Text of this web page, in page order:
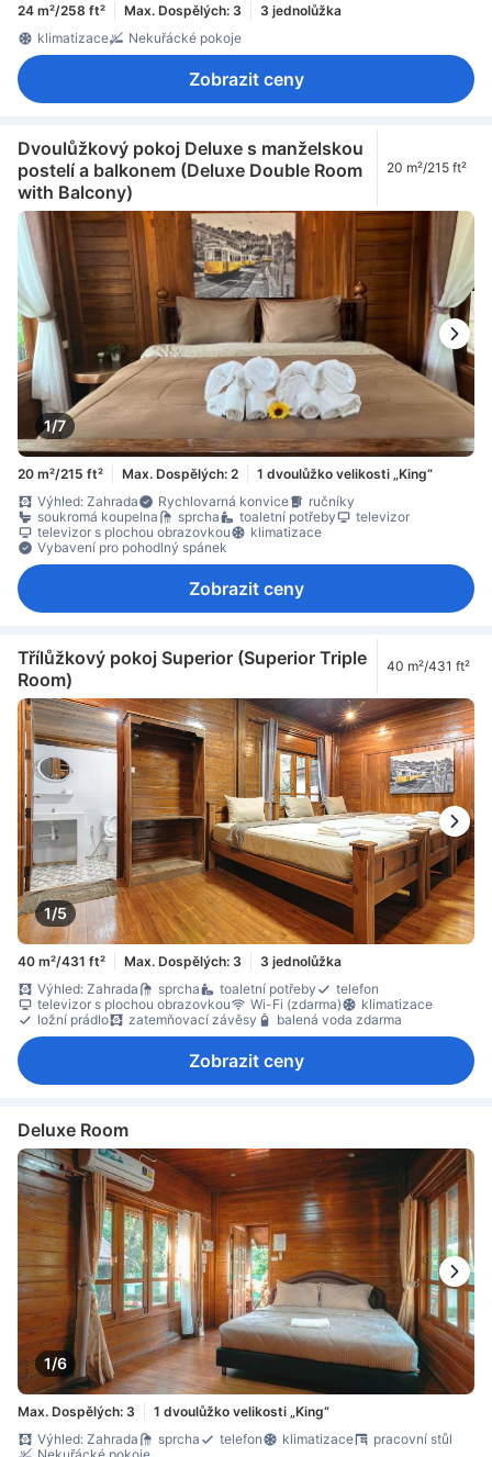
24 m²/258 ft² Max. Dospělých: 3
3 jednolůžka
klimatizace
Nekuřácké pokoje
Zobrazit ceny
Dvoulůžkový pokoj Deluxe s manželskou
postelí a balkonem (Deluxe Double Room
with Balcony)
20 m²/215 ft²
1/7
20 m²/215 ft² Max. Dospělých: 2
1 dvoulůžko velikosti „King“
Výhled: Zahrada
Rychlovarná konvice
ručníky
soukromá koupelna
sprcha toaletní potřeby
televizor
televizor s plochou obrazovkou
klimatizace
Vybavení pro pohodlný spánek
Zobrazit ceny
Třílůžkový pokoj Superior (Superior Triple
Room)
40 m²/431 ft²
1/5
40 m²/431 ft² Max. Dospělých: 3
3 jednolůžka
Výhled: Zahrada
sprcha toaletní potřeby
telefon
televizor s plochou obrazovkou
Wi-Fi (zdarma)
klimatizace
ložní prádlo
zatemňovací závěsy balená voda zdarma
Zobrazit ceny
Deluxe Room
1/6
Max. Dospělých: 3
1 dvoulůžko velikosti „King“
Výhled: Zahrada
sprcha telefon klimatizace
pracovní stůl